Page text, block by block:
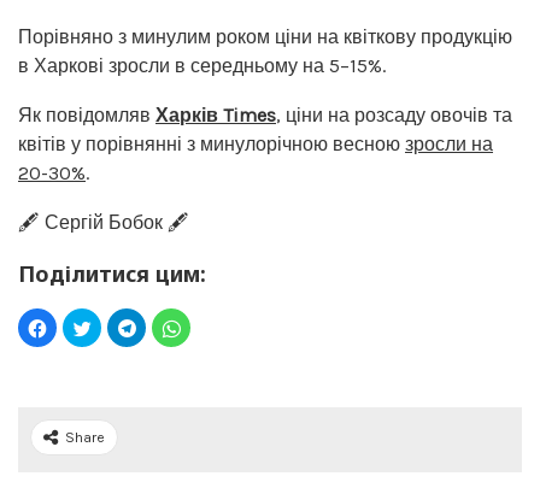
Порівняно з минулим роком ціни на квіткову продукцію
в Харкові зросли в середньому на 5–15%.
Як повідомляв Харків Times, ціни на розсаду овочів та
квітів у порівнянні з минулорічною весною зросли на
20-30%.
🖋️ Сергій Бобок 🖋️
Поділитися цим:
Share